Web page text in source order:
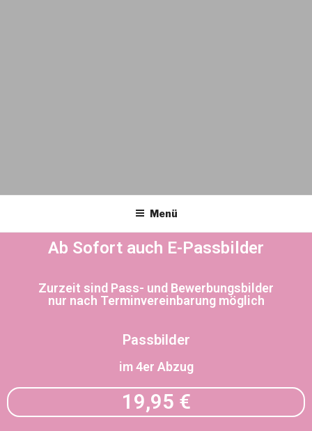
Menü
Ab Sofort auch E-Passbilder
Zurzeit sind Pass- und Bewerbungsbilder
nur nach Terminvereinbarung möglich
Passbilder
im 4er Abzug
19,95 €